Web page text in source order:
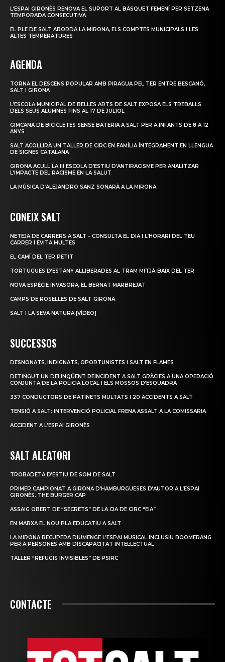
L’ESPAI GIRONÈS RENOVA EL SUPORT AL BÀSQUET FEMENÍ PER SETZENA
TEMPORADA CONSECUTIVA
EL PLE DE SALT ABORDA LA MIRONA, ELS COMPTES MUNICIPALS I LES
ALTES TEMPERATURES
AGENDA
TORNA EL DESCENS POPULAR AMB PIRAGUA PEL TER ENTRE BESCANÓ,
SALT I GIRONA
L’ESCOLA MUNICIPAL DE BELLES ARTS DE SALT EXPOSA ELS TREBALLS
DELS SEUS ALUMNES FINS AL 17 DE JULIOL
GIMCANA DE BICICLETES SENSE BATERIA A SALT PER A INFANTS DE 8 A 12
ANYS
SALT ACOLLIRÀ UN TALLER DE CIRC EN FAMÍLIA ÍNTEGRAMENT EN LLENGUA
DE SIGNES CATALANA
GIRONA ACULL LA III ESCOLA D’ESTIU D’ANTIRACISME PER ANALITZAR
L’IMPACTE DEL RACISME EN LA SALUT
LA MÚSICA D’ALEJANDRO SANZ SONARÀ A LA MIRONA
CONEIX SALT
NETEJA DE CARRERS A SALT – CONSULTA EL DIA I L’HORARI DEL TEU
CARRER I EVITA MULTES
EL CAMÍ DEL TER PETIT
TORTUGUES D’ESTANY ALLIBERADES AL TRAM MITJÀ-BAIX DEL TER
NOVA ESPÈCIE INVASORA, EL BERNAT MARBREJAT
CAMPS DE ROSELLES DE SALT-GIRONA
SALT I LA SEVA NATURA [VÍDEO]
SUCCESSOS
DESNONATS, INDIGNATS, OPORTUNISTES I SALT EN FLAMES
DETINGUT UN DELINQÜENT REINCIDENT A SALT GRÀCIES A UNA OPERACIÓ
CONJUNTA DE LA POLICIA LOCAL I ELS MOSSOS D’ESQUADRA
337 CONDUCTORS DE PATINETS MULTATS I 20 ACCIDENTS A SALT
TENSIÓ A SALT: INTERVENCIÓ POLICIAL FRENA ASSALT A LA COMISSARIA
ACCIDENT A L’ESPAI GIRONÈS
SALT ALEATORI
TROBADETA D’ESTIU DE SOM DE SALT
PRIMER CAMPIONAT A GIRONA D’HAMBURGUESES D’AUTOR A L’ESPAI
GIRONÈS. THE BURGER CAP
ASSAIG OBERT DE “SECRETS” DE LA CIA DE CIRC “EIA”
EN MARXA EL NOU PLA EDUCATIU A SALT
LA MIRONA RECUPERA DIUMENGE L’ESPAI MUSICAL INCLUSIU BOOMERANG
PER A PERSONES AMB DISCAPACITAT INTEL·LECTUAL
TALLER “REFUGIS INVISIBLES” DE PSIRC
CONTACTE